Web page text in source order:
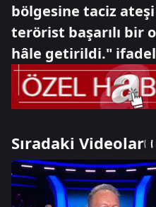
bölgesine taciz ateşi
terörist başarılı bir
hâle getirildi."
Sıradaki Videolar